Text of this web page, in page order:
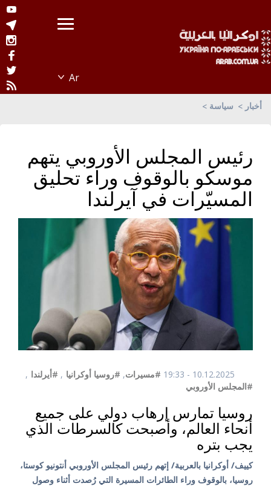
أخبار سياسة
رئيس المجلس الأوروبي يتهم
موسكو بالوقوف وراء تحليق
المسيّرات في آيرلندا
10.12.2025 - 19:33 #مسيرات, #روسيا أوكرانيا , #أيرلندا ,
#المجلس الأوروبي
روسيا تمارس إرهاب دولي على جميع
أنحاء العالم، وأصبحت كالسرطات الذي
يجب بتره
كييف/ أوكرانيا بالعربية/ إتهم رئيس المجلس الأوروبي أنتونيو كوستا،
روسيا، بالوقوف وراء الطائرات المسيرة التي رُصدت أثناء وصول